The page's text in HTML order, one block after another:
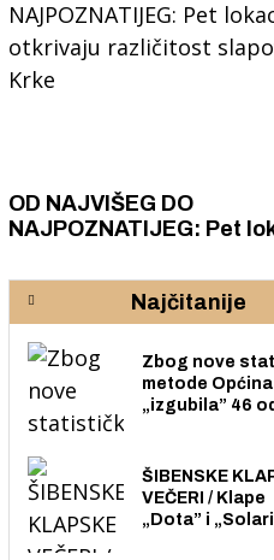
OD NAJVIŠEG DO
NAJPOZNATIJEG: Pet
rijeke Krke
Najčitanije
Zbog nove
metode
„izgubila” 46
nego radno
osoba među
stanovnika.
ŠIBENSKE
VEČERI / Klape
„Dota” i